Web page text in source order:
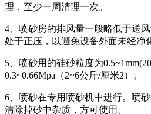
理，至少一周清理一次。
4、喷砂房的排风量一般略低于送
处于正压，以避免设备外面未经净
5、喷砂用的硅砂粒度为
0.3~0.66Mpa（2~6公斤/厘米2）。
6、喷砂在专用喷砂机中进行。喷
清除掉砂中杂质，方可使用。